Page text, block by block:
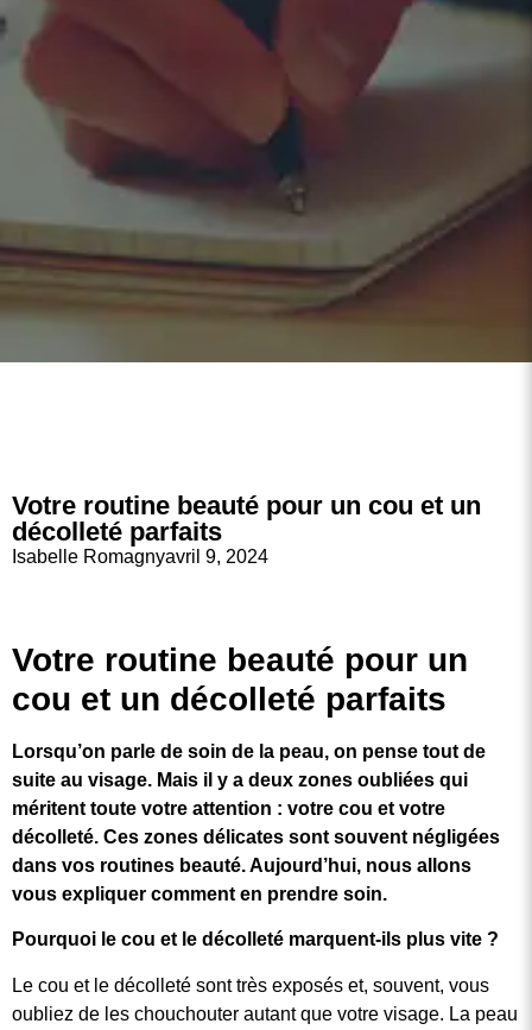
Beauté
Votre routine beauté pour un cou et un
décolleté parfaits
Isabelle Romagnyavril 9, 2024
Votre routine beauté pour un
cou et un décolleté parfaits
Lorsqu’on parle de soin de la peau, on pense tout de
suite au visage. Mais il y a deux zones oubliées qui
méritent toute votre attention : votre cou et votre
décolleté. Ces zones délicates sont souvent négligées
dans vos routines beauté. Aujourd’hui, nous allons
vous expliquer comment en prendre soin.
Pourquoi le cou et le décolleté marquent-ils plus vite ?
Le cou et le décolleté sont très exposés et, souvent, vous
oubliez de les chouchouter autant que votre visage. La peau